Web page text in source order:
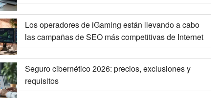
Los operadores de iGaming están llevando a cabo
las campañas de SEO más competitivas de Internet
Seguro cibernético 2026: precios, exclusiones y
requisitos